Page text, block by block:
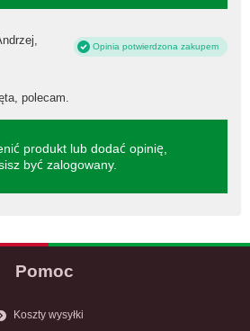
Opinia potwierdzona zakupem
polecam.
produkt lub dodać opinię,
być zalogowany.
Pomoc
Koszty wysyłki